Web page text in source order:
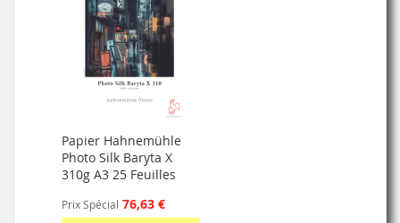
Papier Hahnemühle
Photo Silk Baryta X
310g A3 25 Feuilles
Prix Spécial 76,63 €